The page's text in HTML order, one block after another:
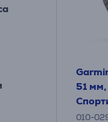
51
010-